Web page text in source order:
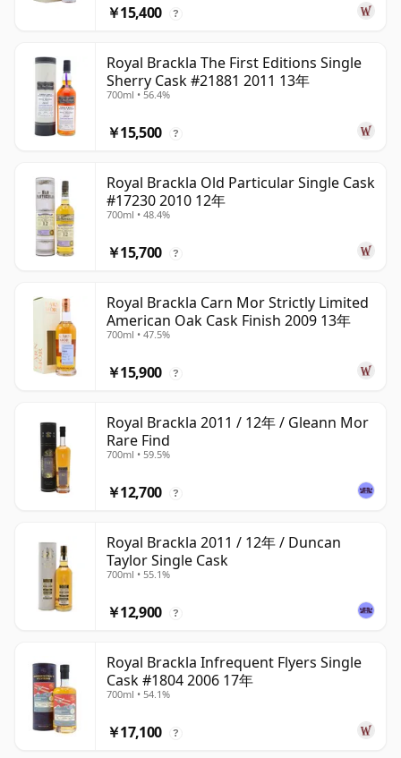
￥15,400 ?
Royal Brackla The First Editions Single
Sherry Cask #21881 2011 13年
700ml • 56.4%
￥15,500 ?
Royal Brackla Old Particular Single Cask
#17230 2010 12年
700ml • 48.4%
￥15,700 ?
Royal Brackla Carn Mor Strictly Limited
American Oak Cask Finish 2009 13年
700ml • 47.5%
￥15,900 ?
Royal Brackla 2011 / 12年 / Gleann Mor
Rare Find
700ml • 59.5%
￥12,700 ?
Royal Brackla 2011 / 12年 / Duncan
Taylor Single Cask
700ml • 55.1%
￥12,900 ?
Royal Brackla Infrequent Flyers Single
Cask #1804 2006 17年
700ml • 54.1%
￥17,100 ?